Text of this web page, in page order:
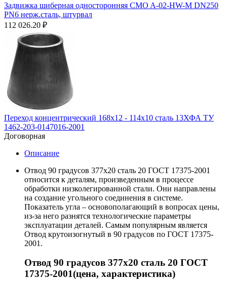
Задвижка шиберная односторонняя CMO A-02-HW-М DN250
PN6 нерж.сталь, штурвал
112 026.20 ₽
Переход концентрический 168х12 - 114х10 сталь 13ХФА ТУ
1462-203-0147016-2001
Договорная
Описание
Отвод 90 градусов 377х20 сталь 20 ГОСТ 17375-2001
относится к деталям, произведенным в процессе
обработки низколегированной стали. Они направлены
на создание угольного соединения в системе.
Показатель угла – основополагающий в вопросах цены,
из-за него разнятся технологические параметры
эксплуатации деталей. Самым популярным является
Отвод крутоизогнутый в 90 градусов по ГОСТ 17375-
2001.
Отвод 90 градусов 377х20 сталь 20 ГОСТ
17375-2001(цена, характеристика)